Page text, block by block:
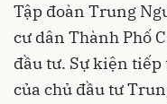
Tập đoàn Trung
cư dân Thành Phố
đầu tư. Sự kiện
của chủ đầu tư